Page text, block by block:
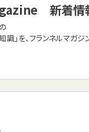
新着情
」を、フランネルマガジ